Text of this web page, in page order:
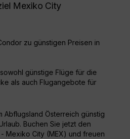
Mexiko City
zu günstigen Preisen in
günstige Flüge für die
als auch Flugangebote für
Abflugsland Österreich günstig
Buchen Sie jetzt den
Mexiko City (MEX) und freuen